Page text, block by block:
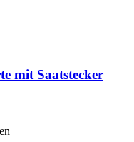
mit Saatstecker